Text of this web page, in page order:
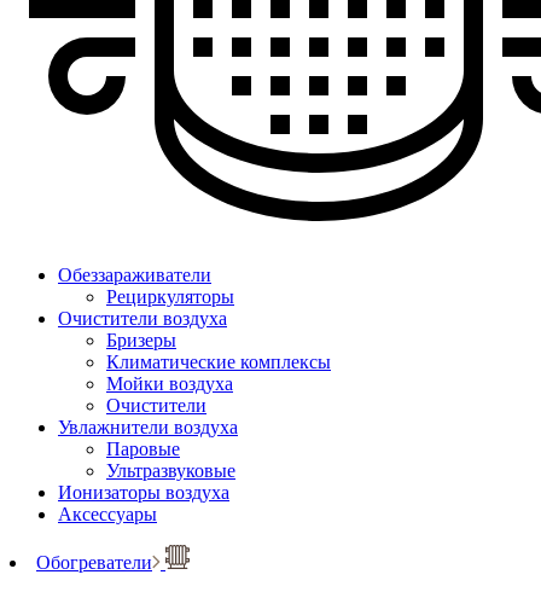
Обеззараживатели
Рециркуляторы
Очистители воздуха
Бризеры
Климатические комплексы
Мойки воздуха
Очистители
Увлажнители воздуха
Паровые
Ультразвуковые
Ионизаторы воздуха
Аксессуары
Обогреватели